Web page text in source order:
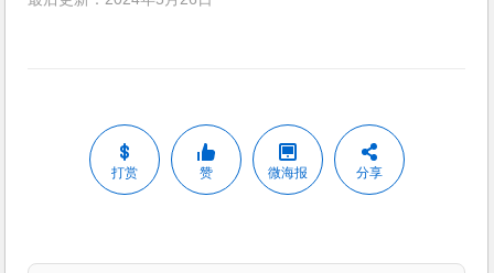
打赏 赞 微海报 分享